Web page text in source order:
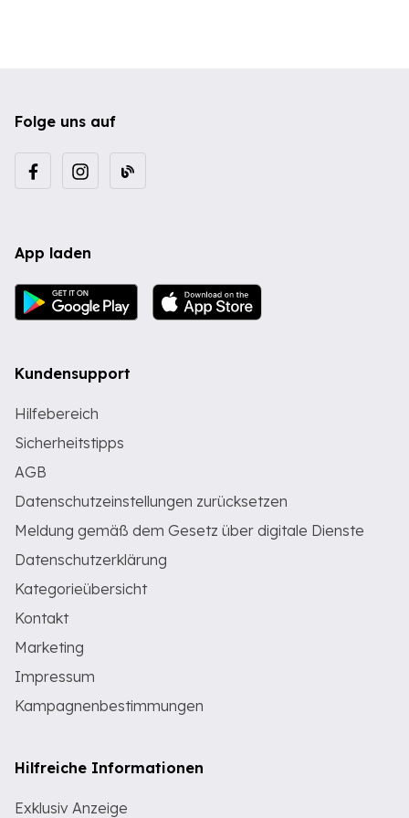
Folge uns auf
App laden
Kundensupport
Hilfebereich
Sicherheitstipps
AGB
Datenschutzeinstellungen zurücksetzen
Meldung gemäß dem Gesetz über digitale Dienste
Datenschutzerklärung
Kategorieübersicht
Kontakt
Marketing
Impressum
Kampagnenbestimmungen
Hilfreiche Informationen
Exklusiv Anzeige